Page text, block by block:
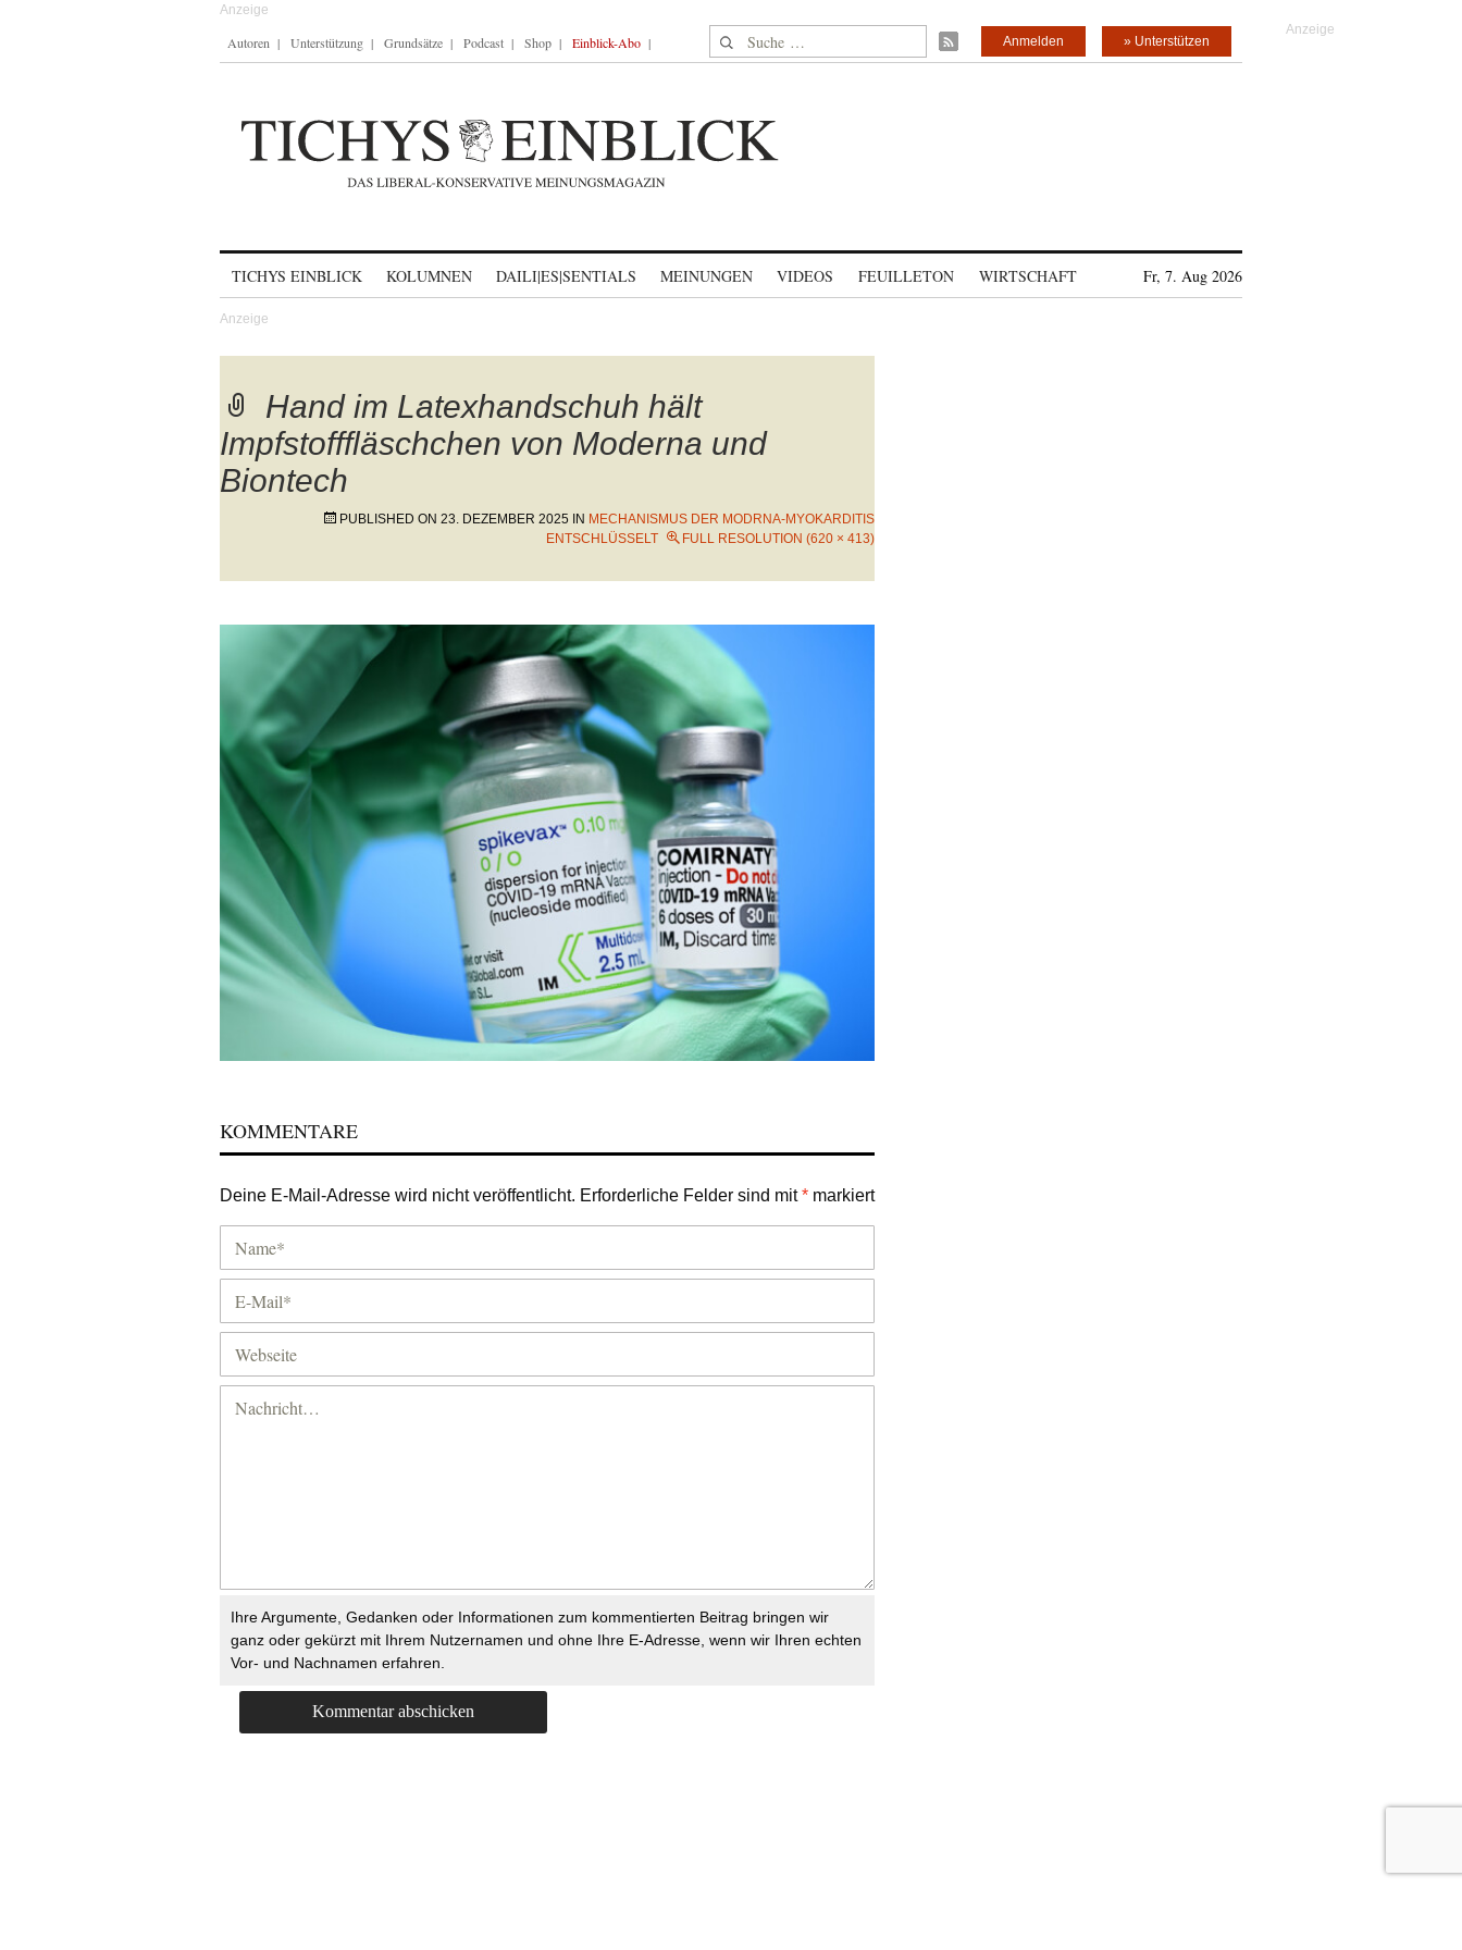
Autoren Unterstützung Grundsätze Podcast Shop Einblick-Abo Suche nach: » Unterstützen
Anmelden
TICHYS EINBLICK KOLUMNEN DAILI|ES|SENTIALS MEINUNGEN VIDEOS FEUILLETON WIRTSCHAFT Fr, 7. Aug 2026
Hand im Latexhandschuh hält
Impfstofffläschchen von Moderna und
Biontech
PUBLISHED ON 23. DEZEMBER 2025 IN MECHANISMUS DER MODRNA-MYOKARDITIS
ENTSCHLÜSSELT
FULL RESOLUTION (620 × 413)
KOMMENTARE
Deine E-Mail-Adresse wird nicht veröffentlicht. Erforderliche Felder sind mit* markiert
Ihre Argumente, Gedanken oder Informationen zum kommentierten Beitrag bringen wir
ganz oder gekürzt mit Ihrem Nutzernamen und ohne Ihre E-Adresse, wenn wir Ihren echten
Vor- und Nachnamen erfahren.